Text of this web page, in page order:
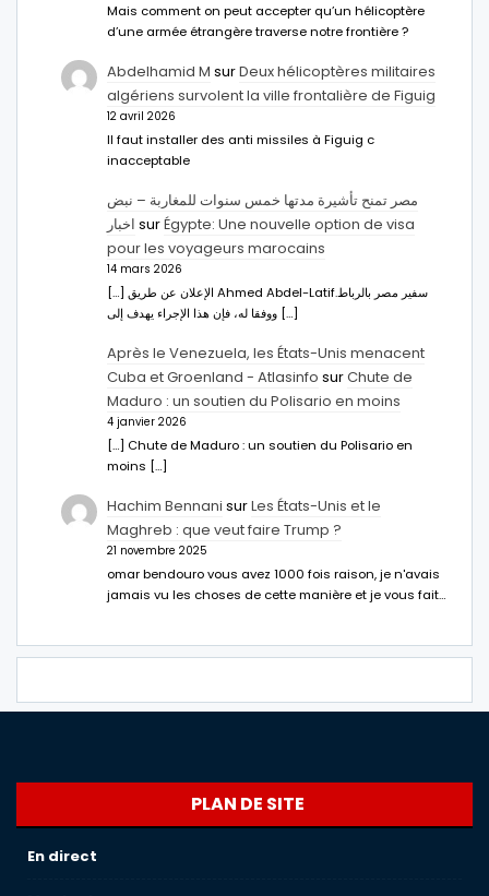
Mais comment on peut accepter qu’un hélicoptère
d’une armée étrangère traverse notre frontière ?
Abdelhamid M surDeux hélicoptères militaires
algériens survolent la ville frontalière de Figuig
12 avril 2026
Il faut installer des anti missiles à Figuig c
inacceptable
مصر تمنح تأشيرة مدتها خمس سنوات للمغاربة – نبض
اخبار surÉgypte: Une nouvelle option de visa
pour les voyageurs marocains
14 mars 2026
[…] الإعلان عن طريق Ahmed Abdel-Latifسفير مصر بالرباط.
ووفقا له، فإن هذا الإجراء يهدف إلى […]
Après le Venezuela, les États-Unis menacent
Cuba et Groenland - Atlasinfo surChute de
Maduro : un soutien du Polisario en moins
4 janvier 2026
[…] Chute de Maduro : un soutien du Polisario en
moins […]
Hachim Bennani surLes États-Unis et le
Maghreb : que veut faire Trump ?
21 novembre 2025
omar bendouro vous avez 1000 fois raison, je n'avais
jamais vu les choses de cette manière et je vous fait…
PLAN DE SITE
En direct